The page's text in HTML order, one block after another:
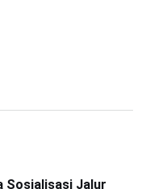
Sosialisasi Jalur